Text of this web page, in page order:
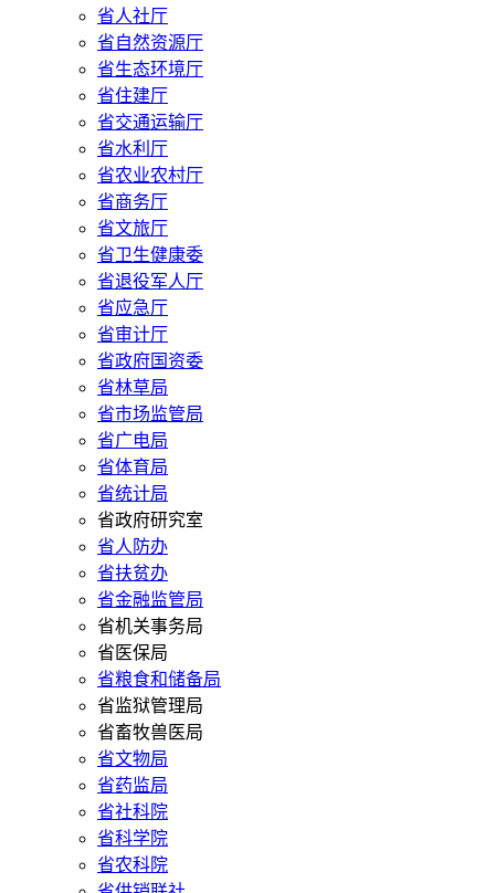
省人社厅
省自然资源厅
省生态环境厅
省住建厅
省交通运输厅
省水利厅
省农业农村厅
省商务厅
省文旅厅
省卫生健康委
省退役军人厅
省应急厅
省审计厅
省政府国资委
省林草局
省市场监管局
省广电局
省体育局
省统计局
省政府研究室
省人防办
省扶贫办
省金融监管局
省机关事务局
省医保局
省粮食和储备局
省监狱管理局
省畜牧兽医局
省文物局
省药监局
省社科院
省科学院
省农科院